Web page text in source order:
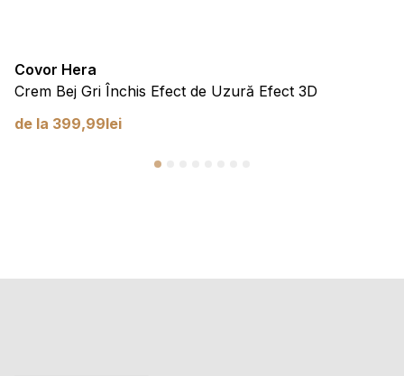
Covor Hera
Crem Bej Gri Închis Efect de Uzură Efect 3D
de la 399,99lei